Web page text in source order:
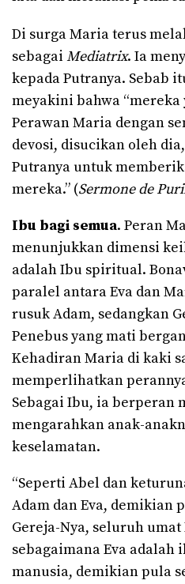
Di surga Maria terus
sebagai Mediatrix. Ia
kepada Putranya. Sebab
meyakini bahwa
Perawan Maria dengan
devosi, disucikan oleh
Putranya untuk
mereka.” (Sermone de
Ibu bagi semua. Peran
menunjukkan dimensi
adalah Ibu spiritual.
paralel antara Eva dan
rusuk Adam, sedangkan
Penebus yang mati
Kehadiran Maria di kaki
memperlihatkan
Sebagai Ibu, ia berperan
mengarahkan anak-
keselamatan.
“Seperti Abel dan
Adam dan Eva, demikian
Gereja-Nya, seluruh
sebagaimana Eva adalah
manusia, demikian pula